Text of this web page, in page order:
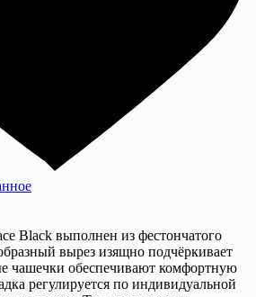
Black выполнен из фестончатого
вырез изящно подчёркивает
чашечки обеспечивают комфортную
регулируется по индивидуальной